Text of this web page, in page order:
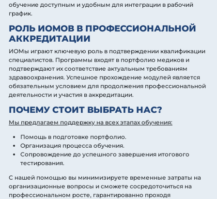
обучение доступным и удобным для интеграции в рабочий
график.
РОЛЬ ИОМОВ В ПРОФЕССИОНАЛЬНОЙ
АККРЕДИТАЦИИ
ИОМы играют ключевую роль в подтверждении квалификации
специалистов. Программы входят в портфолио медиков и
подтверждают их соответствие актуальным требованиям
здравоохранения. Успешное прохождение модулей является
обязательным условием для продолжения профессиональной
деятельности и участия в аккредитации.
ПОЧЕМУ СТОИТ ВЫБРАТЬ НАС?
Мы предлагаем поддержку на всех этапах обучения:
Помощь в подготовке портфолио.
Организация процесса обучения.
Сопровождение до успешного завершения итогового
тестирования.
С нашей помощью вы минимизируете временные затраты на
организационные вопросы и сможете сосредоточиться на
профессиональном росте, гарантированно проходя